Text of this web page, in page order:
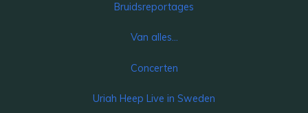
Bruidsreportages
Van alles…
Concerten
Uriah Heep Live in Sweden